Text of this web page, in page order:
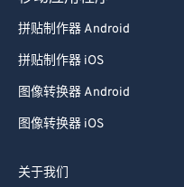
拼贴制作器 Android
拼贴制作器 iOS
图像转换器 Android
图像转换器 iOS
关于我们